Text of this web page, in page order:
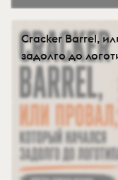
Cracker Barrel,
задолго до